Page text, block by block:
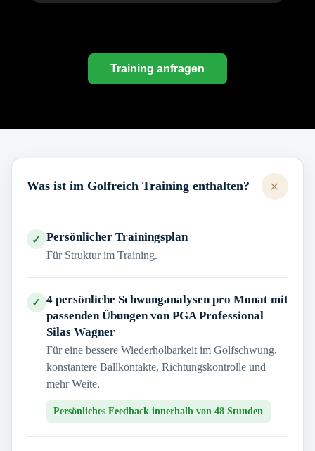
Training anfragen
Was ist im Golfreich Training enthalten? +
✓ Persönlicher Trainingsplan
Für Struktur im Training.
✓ 4 persönliche Schwunganalysen pro Monat mit
passenden Übungen von PGA Professional
Silas Wagner
Für eine bessere Wiederholbarkeit im Golfschwung,
konstantere Ballkontakte, Richtungskontrolle und
mehr Weite.
Persönliches Feedback innerhalb von 48 Stunden